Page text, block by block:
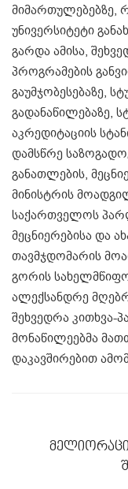
მიმართულებებზე,
უნივერსიტეტი
გარდა ამისა,
პროგრამების
გაუმჯობესებაზე,
გადანაწილებაზე,
აკრედიტაციის
დამსწრე
განათლების,
მინისტრის
საქართველოს
მეცნიერებისა და
თავმჯდომარის
გორის
ალექსანდრე
შეხვედრა კითხვა-
მონაწილეებმა
დაკავშირებით